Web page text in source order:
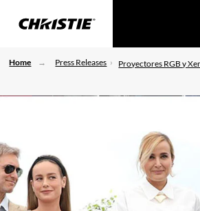
Home Press Releases Proyectores RGB y